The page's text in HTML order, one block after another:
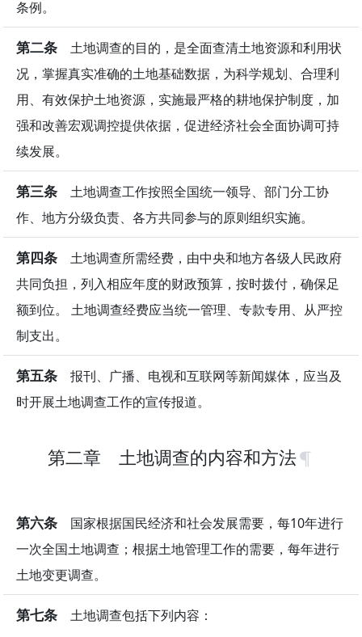
条例。
第二条 土地调查的目的，是全面查清土地资源和利用状
况，掌握真实准确的土地基础数据，为科学规划、合理利
用、有效保护土地资源，实施最严格的耕地保护制度，加
强和改善宏观调控提供依据，促进经济社会全面协调可持
续发展。
第三条 土地调查工作按照全国统一领导、部门分工协
作、地方分级负责、各方共同参与的原则组织实施。
第四条 土地调查所需经费，由中央和地方各级人民政府
共同负担，列入相应年度的财政预算，按时拨付，确保足
额到位。 土地调查经费应当统一管理、专款专用、从严控
制支出。
第五条 报刊、广播、电视和互联网等新闻媒体，应当及
时开展土地调查工作的宣传报道。
第二章 土地调查的内容和方法
第六条 国家根据国民经济和社会发展需要，每10年进行
一次全国土地调查；根据土地管理工作的需要，每年进行
土地变更调查。
第七条 土地调查包括下列内容：